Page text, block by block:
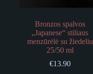
Bronzos spalvos
„Japanese“ stiliaus
menzūrėlė su žiedeliu
25/50 ml
€13.90